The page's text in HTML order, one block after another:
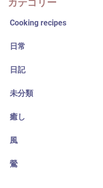
カテゴリー
Cooking recipes
日常
日記
未分類
癒し
風
鶯